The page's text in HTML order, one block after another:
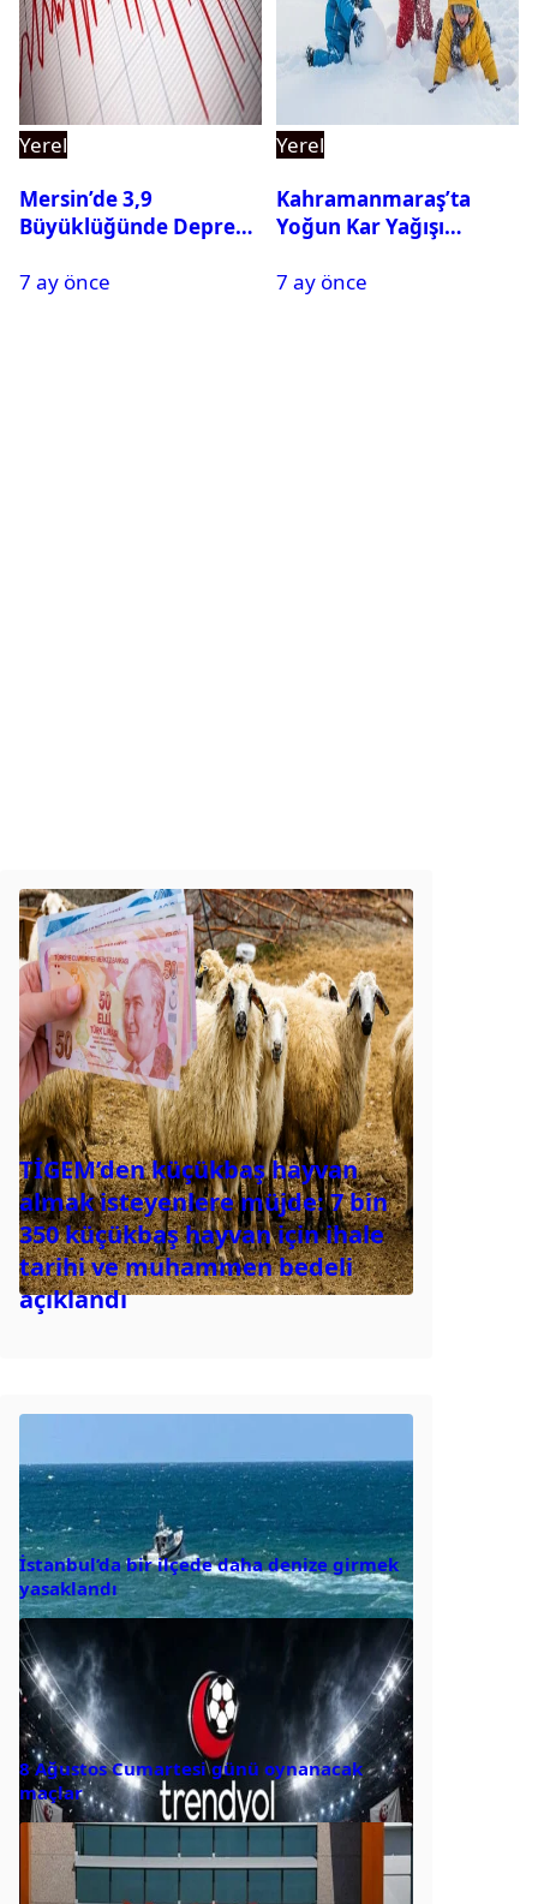
Yerel
Mersin’de 3,9
Büyüklüğünde Deprem
7 ay önce
Yerel
Kahramanmaraş’ta
Yoğun Kar Yağışı
Tatil
7 ay önce
TİGEM’den küçükbaş hayvan
almak isteyenlere müjde: 7 bin
350 küçükbaş hayvan için ihale
tarihi ve muhammen bedeli
açıklandı
İstanbul’da bir ilçede daha denize girmek
yasaklandı
8 Ağustos Cumartesi günü oynanacak
maçlar